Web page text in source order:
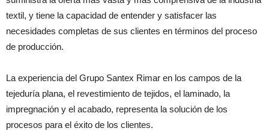
textil, y tiene la capacidad de entender y satisfacer las
necesidades completas de sus clientes en términos del proceso
de producción.
La experiencia del Grupo Santex Rimar en los campos de la
tejeduría plana, el revestimiento de tejidos, el laminado, la
impregnación y el acabado, representa la solución de los
procesos para el éxito de los clientes.